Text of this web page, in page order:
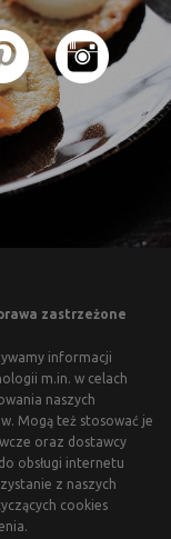
zastrzeżone
informacji
m.in. w celach
naszych
Mogą też stosować je
oraz dostawcy
obsługi internetu
z naszych
cookies